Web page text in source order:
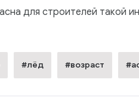
для строителей такой
#лёд #возраст